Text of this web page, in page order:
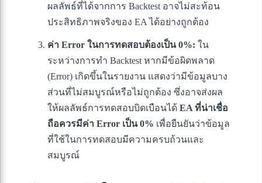
ผลลัพธ์ที่ได้จากการ Backtest อาจไม่สะท้อน
ประสิทธิภาพจริงของ EA ได้อย่างถูกต้อง
ค่า Error ในการทดสอบต้องเป็น 0%: ใน
ระหว่างการทำ Backtest หากมีข้อผิดพลาด
(Error) เกิดขึ้นในรายงาน แสดงว่ามีข้อมูลบาง
ส่วนที่ไม่สมบูรณ์หรือไม่ถูกต้อง ซึ่งอาจส่งผล
ให้ผลลัพธ์การทดสอบบิดเบือนได้ EA ที่น่าเชื่อ
ถือควรมีค่า Error เป็น 0% เพื่อยืนยันว่าข้อมูล
ที่ใช้ในการทดสอบมีความครบถ้วนและ
สมบูรณ์